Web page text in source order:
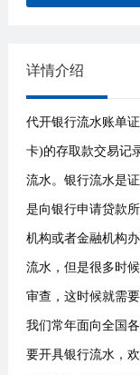
详情介绍
代开银行流水账单
卡)的存取款交易记
流水。银行流水是
是向银行申请贷款
机构或者金融机构
流水，但是很多时
审查，这时候就需
我们常年面向全国
要开具银行流水，